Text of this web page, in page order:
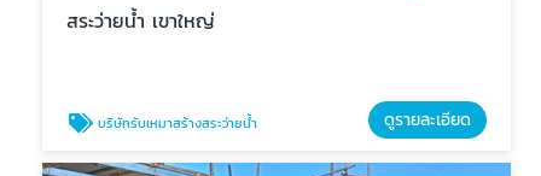
สระว่ายน้ำ เขาใหญ่
บริษัทรับเหมาสร้างสระว่ายน้ำ ดูรายละเอียด